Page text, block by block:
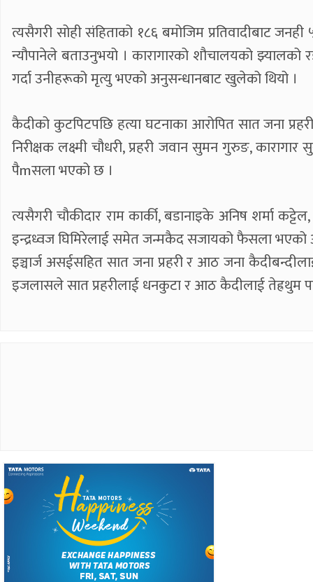
त्यसैगरी सोही संहिताको १८६ बमोजिम प्रतिवादीबाट
न्यौपानेले बताउनुभयो । कारागारको शौचालयको
गर्दा उनीहरूको मृत्यु भएको अनुसन्धानबाट खुलेको थियो ।
कैदीको कुटपिटपछि हत्या घटनाका आरोपित सात जना
निरीक्षक लक्ष्मी चौधरी, प्रहरी जवान सुमन गुरुङ,
पैmसला भएको छ ।
त्यसैगरी चौकीदार राम कार्की, बडानाइके अनिष शर्मा
इन्द्रध्वज घिमिरेलाई समेत जन्मकैद सजायको फैसला भएको
इञ्चार्ज असईसहित सात जना प्रहरी र आठ जना
इजलासले सात प्रहरीलाई धनकुटा र आठ कैदीलाई तेह्रथुम